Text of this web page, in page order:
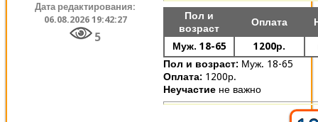
Дата редактирования:
06.08.2026 19:42:27
5
Пол и
возраст
Оплата
Муж. 18-65 1200р.
Пол и возраст: Муж. 18-65
Оплата: 1200р.
Неучастие не важно